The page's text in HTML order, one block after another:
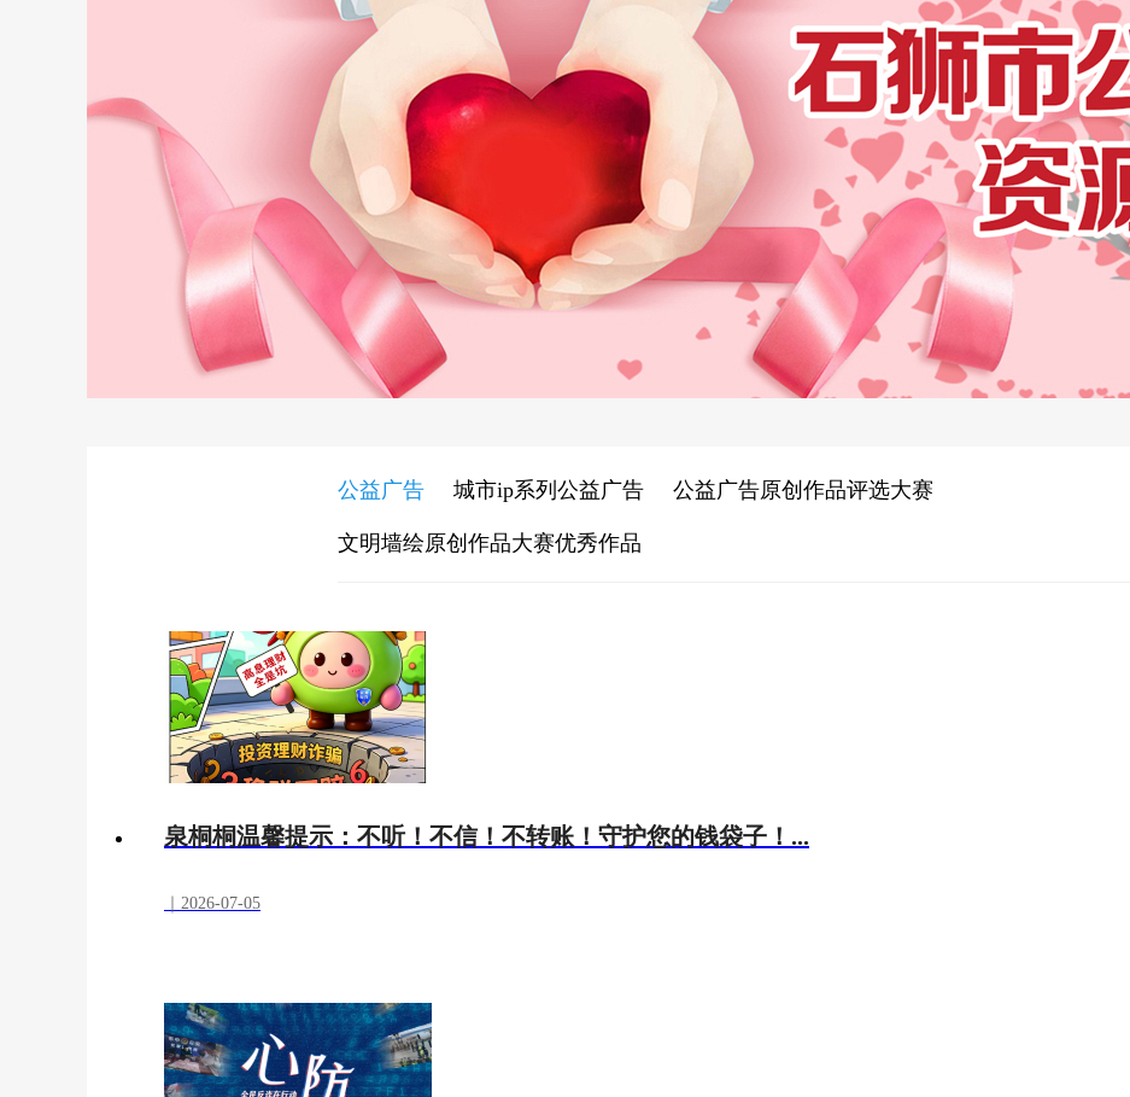
公益广告 城市ip系列公益广告 公益广告原创作品评选大赛
文明墙绘原创作品大赛优秀作品
泉桐桐温馨提示：不听！不信！不转账！守护您的钱袋子！...
｜2026-07-05